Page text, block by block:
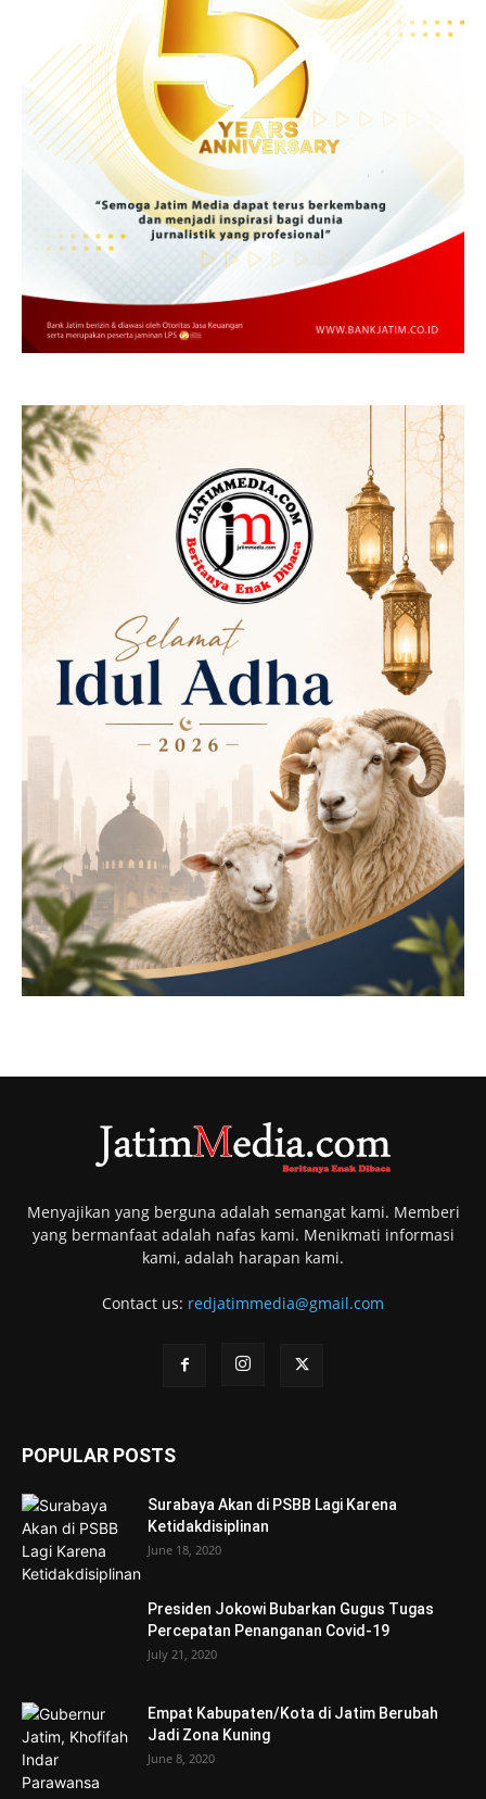
Menyajikan yang berguna adalah semangat kami. Memberi
yang bermanfaat adalah nafas kami. Menikmati informasi
kami, adalah harapan kami.
Contact us: redjatimmedia@gmail.com
POPULAR POSTS
Surabaya Akan di PSBB Lagi Karena
Ketidakdisiplinan
June 18, 2020
Presiden Jokowi Bubarkan Gugus Tugas
Percepatan Penanganan Covid-19
July 21, 2020
Empat Kabupaten/Kota di Jatim Berubah
Jadi Zona Kuning
June 8, 2020